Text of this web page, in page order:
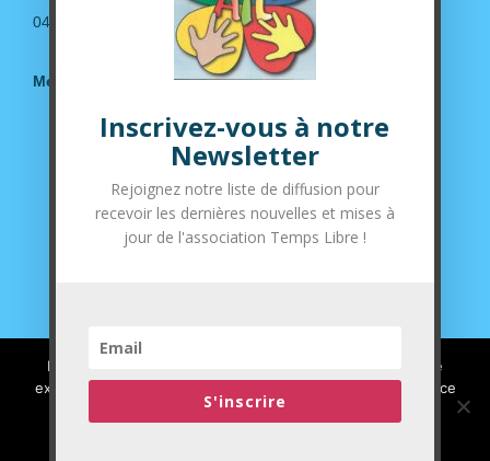
04.66.63.14.36
Mentions légales
Suivez-nous sur nos réseaux sociaux
Inscrivez-vous à notre
Newsletter
Rejoignez notre liste de diffusion pour
recevoir les dernières nouvelles et mises à
jour de l'association Temps Libre !
S'inscrire
Nous utilisons des cookies pour vous garantir la meilleure
expérience sur notre site web. Si vous continuez à utiliser ce
site, nous supposerons que vous en êtes satisfait.